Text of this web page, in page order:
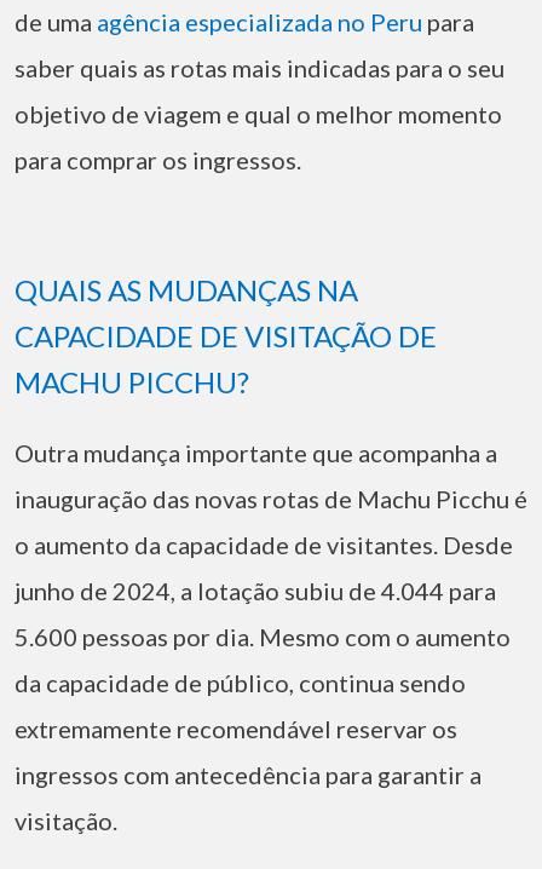
de uma agência especializada no Peru para
saber quais as rotas mais indicadas para o seu
objetivo de viagem e qual o melhor momento
para comprar os ingressos.
QUAIS AS MUDANÇAS NA
CAPACIDADE DE VISITAÇÃO DE
MACHU PICCHU?
Outra mudança importante que acompanha a
inauguração das novas rotas de Machu Picchu é
o aumento da capacidade de visitantes. Desde
junho de 2024, a lotação subiu de 4.044 para
5.600 pessoas por dia. Mesmo com o aumento
da capacidade de público, continua sendo
extremamente recomendável reservar os
ingressos com antecedência para garantir a
visitação.